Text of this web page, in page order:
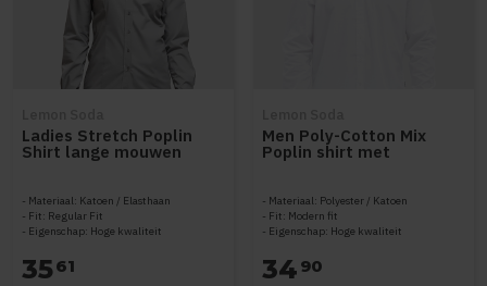
Ladies Stretch Poplin
Shirt lange mouwen
Materiaal: Katoen / Elasthaan
Fit: Regular Fit
Eigenschap: Hoge kwaliteit
3561
Men Poly-Cotton Mix
Poplin shirt met
knoopjes
Materiaal: Polyester / Katoen
Fit: Modern fit
Eigenschap: Hoge kwaliteit
34 90